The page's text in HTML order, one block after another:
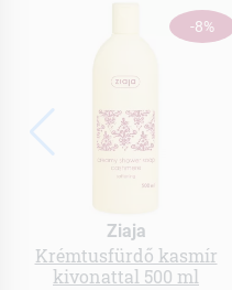
-8%
Ziaja
Krémtusfürdő kasmír
kivonattal 500 ml